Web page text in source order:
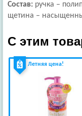
Состав: ручка –
щетина –
С этим
Летняя цена!